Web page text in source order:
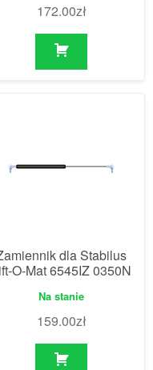
172.00zł
dla Stabilus
O-Mat 6545IZ 0350N
Na stanie
159.00zł